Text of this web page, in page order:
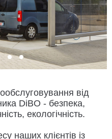
від
DiBO - безпека,
екологічність.
наших клієнтів із